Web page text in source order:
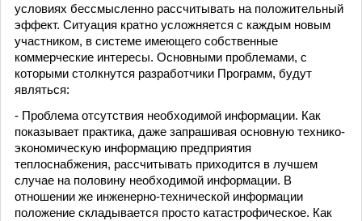
условиях бессмысленно рассчитывать на положительный
эффект. Ситуация кратно усложняется с каждым новым
участником, в системе имеющего собственные
коммерческие интересы. Основными проблемами, с
которыми столкнутся разработчики Программ, будут
являться:
- Проблема отсутствия необходимой информации. Как
показывает практика, даже запрашивая основную технико-
экономическую информацию предприятия
теплоснабжения, рассчитывать приходится в лучшем
случае на половину необходимой информации. В
отношении же инженерно-технической информации
положение складывается просто катастрофическое. Как